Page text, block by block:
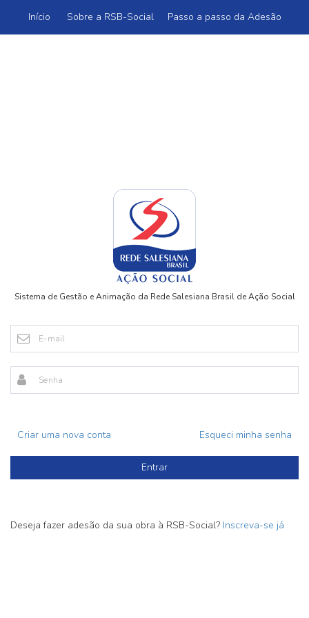
Início Sobre a RSB-Social Passo a passo da Adesão
Sistema de Gestão e Animação da Rede Salesiana Brasil de Ação Social
Esqueci minha senha
Criar uma nova conta
Entrar
Deseja fazer adesão da sua obra à RSB-Social? Inscreva-se já